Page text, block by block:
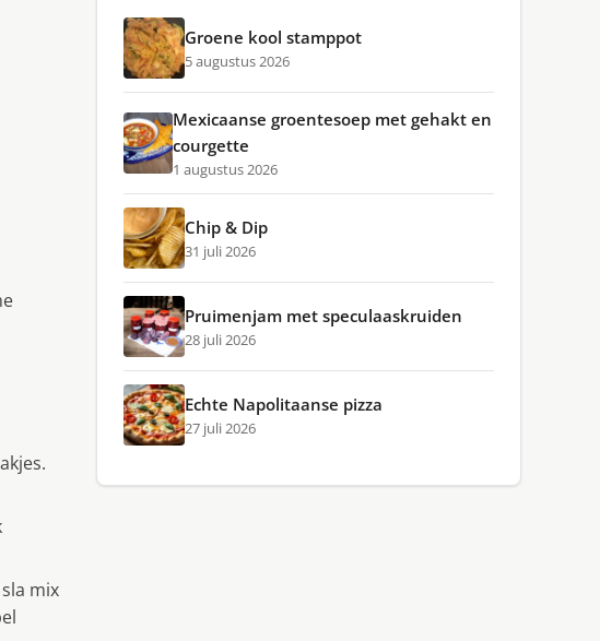
mix
Groene kool stamppot
5 augustus 2026
Mexicaanse groentesoep met gehakt en
courgette
1 augustus 2026
Chip & Dip
31 juli 2026
Pruimenjam met speculaaskruiden
28 juli 2026
Echte Napolitaanse pizza
27 juli 2026